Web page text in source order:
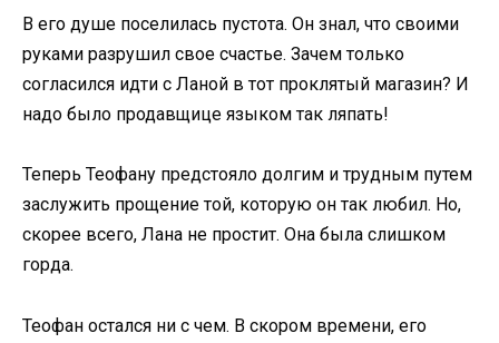
В его душе поселилась пустота. Он знал, что своими
руками разрушил свое счастье. Зачем только
согласился идти с Ланой в тот проклятый магазин? И
надо было продавщице языком так ляпать!
Теперь Теофану предстояло долгим и трудным путем
заслужить прощение той, которую он так любил. Но,
скорее всего, Лана не простит. Она была слишком
горда.
Теофан остался ни с чем. В скором времени, его